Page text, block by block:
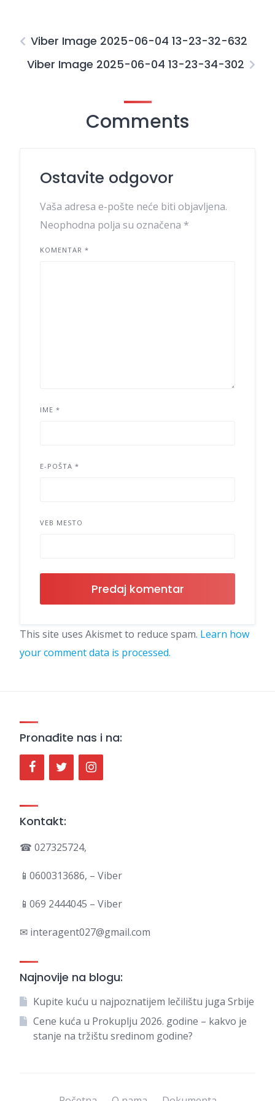
Viber Image 2025-06-04 13-23-32-632
Viber Image 2025-06-04 13-23-34-302
Comments
Ostavite odgovor
Vaša adresa e-pošte neće biti objavljena.
Neophodna polja su označena *
KOMENTAR *
IME *
E-POŠTA *
VEB MESTO
This site uses Akismet to reduce spam. Learn how
your comment data is processed.
Pronađite nas i na:
Kontakt:
☎ 027325724,
📱0600313686, – Viber
📱069 2444045 – Viber
✉ interagent027@gmail.com
Najnovije na blogu:
Kupite kuću u najpoznatijem lečilištu juga Srbije
Cene kuća u Prokuplju 2026. godine – kakvo je
stanje na tržištu sredinom godine?